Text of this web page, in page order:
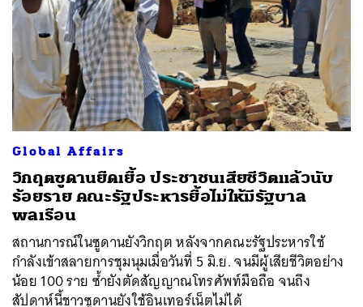
Global Affairs
วิกฤตซูดานยืดเยื้อ ประชาชนเสียชีวิตแล้วนับ
ร้อยราย คณะรัฐประหารยื้อไม่ให้มีรัฐบาล
พลเรือน
สถานการณ์ในซูดานยังวิกฤต หลังจากคณะรัฐประหารใช้
กำลังเข้าสลายการชุมนุมเมื่อวันที่ 5 มิ.ย. จนมีผู้เสียชีวิตอย่าง
น้อย 100 ราย ซ้ำยังตัดสัญญาณโทรศัพท์มือถือ จนถึง
สัปดาห์นี้ชาวซูดานยังใช้อินเทอร์เน็ตไม่ได้